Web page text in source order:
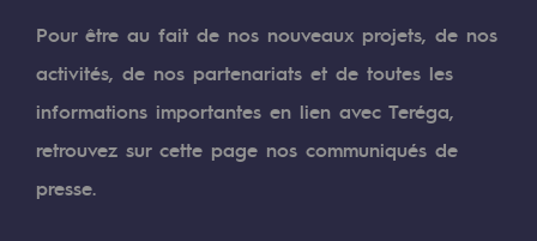
Transversalité et Collaboratif
Notre culture et nos valeurs
Une organisation certifiée
Notre organisation
Pour être au fait de nos nouveaux projets, de nos
activités, de nos partenariats et de toutes les
informations importantes en lien avec Teréga,
retrouvez sur cette page nos communiqués de
presse.